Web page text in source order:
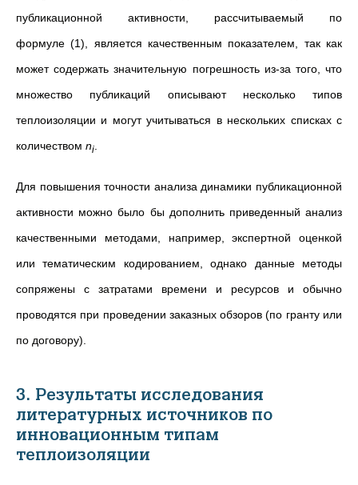
публикационной активности, рассчитываемый по
формуле (1), является качественным показателем, так как
может содержать значительную погрешность из-за того, что
множество публикаций описывают несколько типов
теплоизоляции и могут учитываться в нескольких списках с
количеством ni.
Для повышения точности анализа динамики публикационной
активности можно было бы дополнить приведенный анализ
качественными методами, например, экспертной оценкой
или тематическим кодированием, однако данные методы
сопряжены с затратами времени и ресурсов и обычно
проводятся при проведении заказных обзоров (по гранту или
по договору).
3. Результаты исследования
литературных источников по
инновационным типам
теплоизоляции